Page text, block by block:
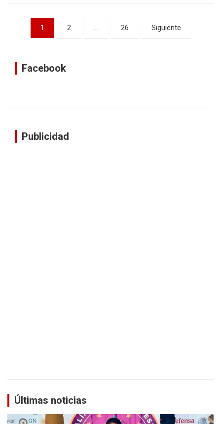
Navegación
1 2 … 26 Siguiente
Facebook
Publicidad
Últimas noticias